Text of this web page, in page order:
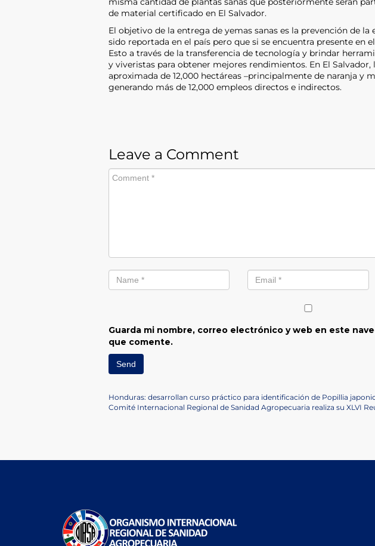
de material certificado en El Salvador.
El objetivo de la entrega de yemas sanas es la prevención de la
sido reportada en el país pero que si se encuentra presente en
Esto a través de la transferencia de tecnología y brindar
y viveristas para obtener mejores rendimientos. En El
aproximada de 12,000 hectáreas –principalmente de naranja y
generando más de 12,000 empleos directos e indirectos.
Leave a Comment
Guarda mi nombre, correo electrónico y web en este
que comente.
Navegación
Previous
Post
Honduras: desarrollan curso práctico para identificación de Popillia
Next
Comité Internacional Regional de Sanidad Agropecuaria realiza su XLVI